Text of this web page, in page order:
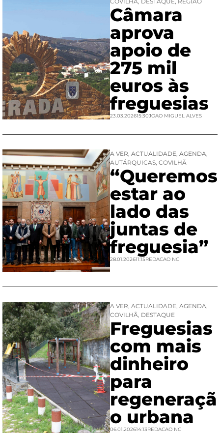
Câmara
aprova
apoio de
275 mil
euros às
freguesias
23.03.202615:30JOAO MIGUEL ALVES
A VER, ACTUALIDADE, AGENDA,
AUTÁRQUICAS, COVILHÃ
“Queremos
estar ao
lado das
juntas de
freguesia”
28.01.202611:15REDACAO NC
A VER, ACTUALIDADE, AGENDA,
COVILHÃ, DESTAQUE
Freguesias
com mais
dinheiro
para
regeneraçã
o urbana
06.01.202614:13REDACAO NC